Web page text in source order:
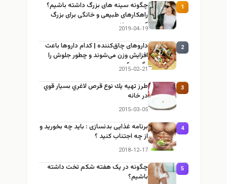
چگونه سینه های بزرگ داشته باشیم؟
راهکارهای طبیعی و خانگی برای بزرگ
کردن سینه
2019-04-19
داروهای چاق‌کننده | کدام داروها باعث
افزایش وزن می‌شوند و چطور جلوش را
بگیریم؟
2015-02-21
طرز تهيه يك نوع قرص لاغري بسيار قوي
در خانه
2015-03-05
برنامه غذایی بدنسازی : باید چه بخورید و
از چه اجتناب کنید ؟
2018-12-17
چگونه در یک هفته شکم تخت داشته
باشیم؟